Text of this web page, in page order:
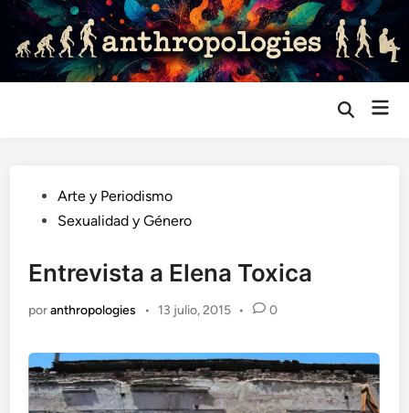
Saltar
contenido
Abrir
Publicado
en
Arte y Periodismo
Sexualidad y Género
Entrevista a Elena Toxica
poranthropologies • 13 julio, 2015 • 0